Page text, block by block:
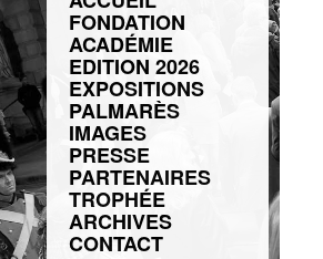
FONDATION
ACADÉMIE
EDITION 2026
EXPOSITIONS
PALMARÈS
IMAGES
PRESSE
PARTENAIRES
TROPHÉE
ARCHIVES
CONTACT